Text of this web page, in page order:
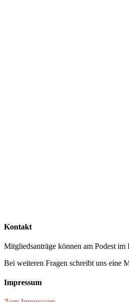
Kontakt
Mitgliedsanträge können am Podest
Bei weiteren Fragen schreibt uns eine
Impressum